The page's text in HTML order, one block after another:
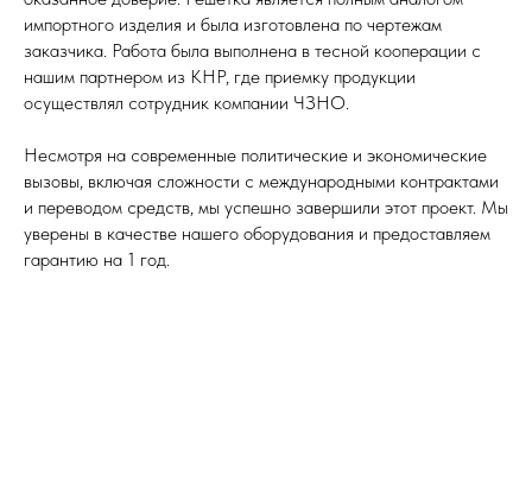
импортного изделия и была изготовлена по чертежам
заказчика. Работа была выполнена в тесной кооперации с
нашим партнером из КНР, где приемку продукции
осуществлял сотрудник компании ЧЗНО.
Несмотря на современные политические и экономические
вызовы, включая сложности с международными контрактами
и переводом средств, мы успешно завершили этот проект. Мы
уверены в качестве нашего оборудования и предоставляем
гарантию на 1 год.